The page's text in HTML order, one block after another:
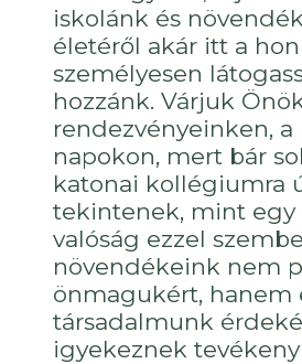
iskolánk és
életéről akár itt a
személyesen
hozzánk. Várjuk
rendezvényeinken, a
napokon, mert bár
katonai kollégiumra
tekintenek, mint egy
valóság ezzel
növendékeink nem
önmagukért, hanem
társadalmunk
igyekeznek